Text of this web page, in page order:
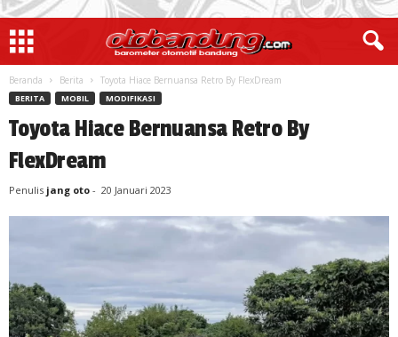
Beranda Berita Toyota Hiace Bernuansa Retro By FlexDream
BERITA MOBIL MODIFIKASI
Toyota Hiace Bernuansa Retro By
FlexDream
Penulis jang oto - 20 Januari 2023